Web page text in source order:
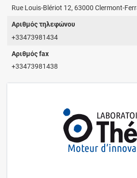
Rue Louis-Blériot 12, 63000 Clermont-
Αριθμός τηλεφώνου
+33473981434
Αριθμός fax
+33473981438